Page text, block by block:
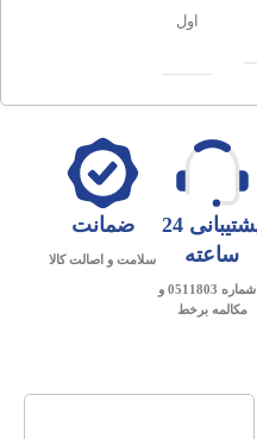
اول
پشتیبانی 24
ساعته
با شماره 0511803 و
مکالمه برخط
ضمانت
سلامت و اصالت کالا